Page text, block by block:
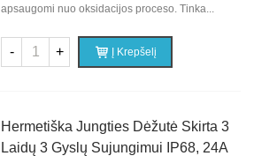
apsaugomi nuo oksidacijos proceso. Tinka...
- + Į Krepšelį
Hermetiška Jungties Dėžutė Skirta 3
Laidų 3 Gyslų Sujungimui IP68, 24A